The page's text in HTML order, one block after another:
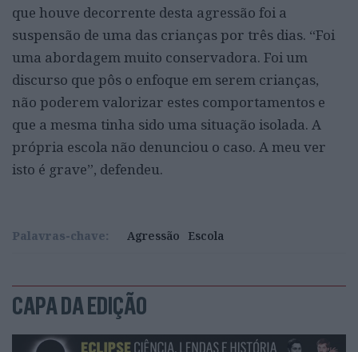
que houve decorrente desta agressão foi a
suspensão de uma das crianças por três dias. “Foi
uma abordagem muito conservadora. Foi um
discurso que pôs o enfoque em serem crianças,
não poderem valorizar estes comportamentos e
que a mesma tinha sido uma situação isolada. A
própria escola não denunciou o caso. A meu ver
isto é grave”, defendeu.
Palavras-chave: Agressão Escola
CAPA DA EDIÇÃO